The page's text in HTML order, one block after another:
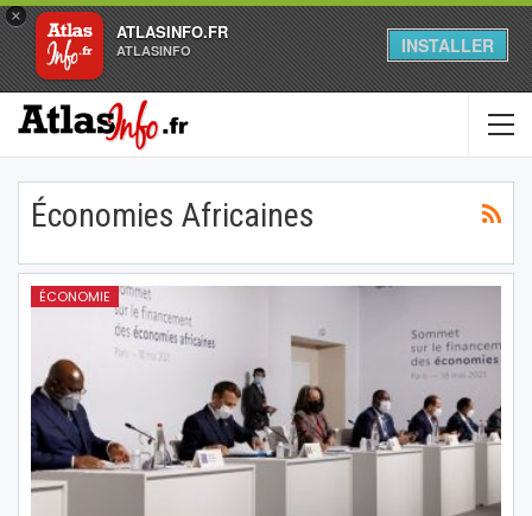
×
ATLASINFO.FR
ATLASINFO INSTALLER
Économies Africaines
ÉCONOMIE